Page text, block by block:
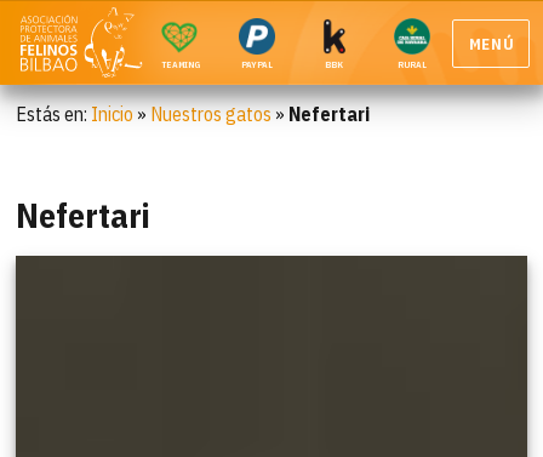
TEAMING PAYPAL BBK RURAL
MENÚ
Estás en: Inicio » Nuestros gatos » Nefertari
Nefertari